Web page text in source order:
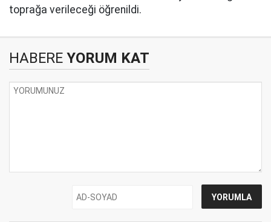
toprağa verileceği öğrenildi.
HABERE YORUM KAT